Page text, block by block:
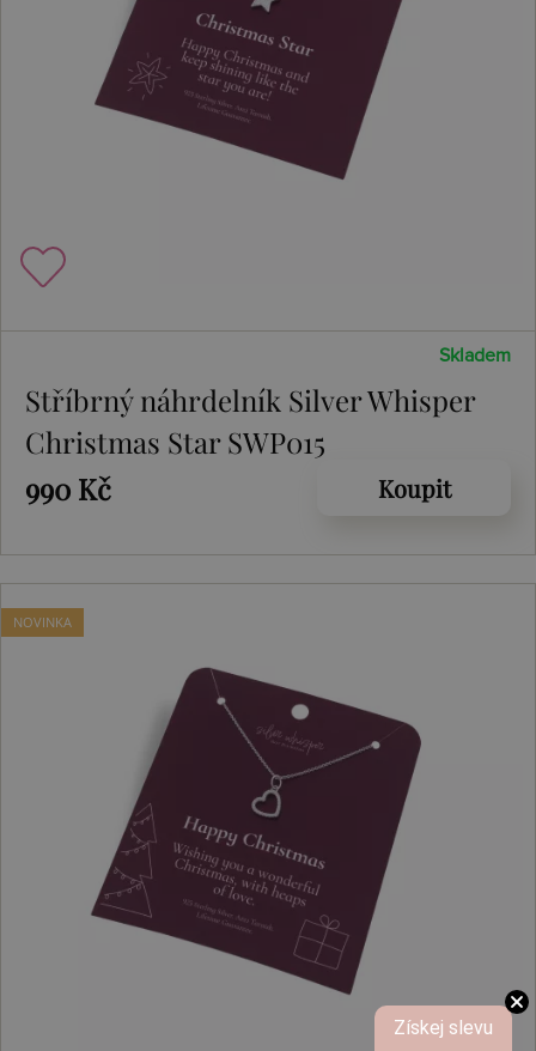
Skladem
Stříbrný náhrdelník Silver Whisper
Christmas Star SWP015
990 Kč
Koupit
NOVINKA
Získej slevu